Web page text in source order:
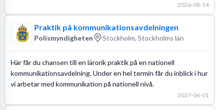
2026-08-14
Praktik på kommunikationsavdelningen
Polismyndigheten Stockholm, Stockholms län
Här får du chansen till en lärorik praktik på en nationell
kommunikationsavdelning. Under en hel termin får du inblick i hur
vi arbetar med kommunikation på nationell nivå.
2027-06-01